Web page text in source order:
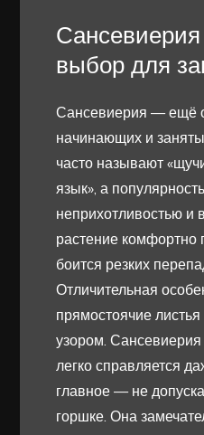
выбор для
Сансевиерия — ещё
начинающих и
часто называют
язык», а
неприхотливостью и
растение комфортно
боится резких
Отличительная
прямостоячие
узором.
легко справляется
главное — не
горшке. Она